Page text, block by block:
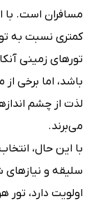
مسافران است. با
کمتری نسبت به
تورهای زمینی
باشد، اما برخی
لذت از چشم
می‌برند.
با این حال،
سلیقه و
اولویت دارد، تور